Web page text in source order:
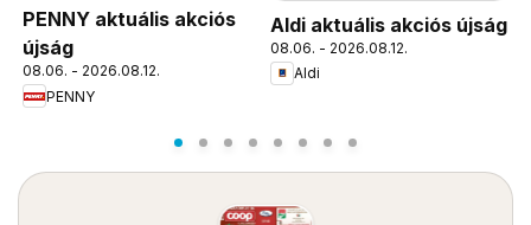
PENNY aktuális akciós
újság
08.06. - 2026.08.12.
PENNY
Aldi aktuális akciós újság
08.06. - 2026.08.12.
Aldi